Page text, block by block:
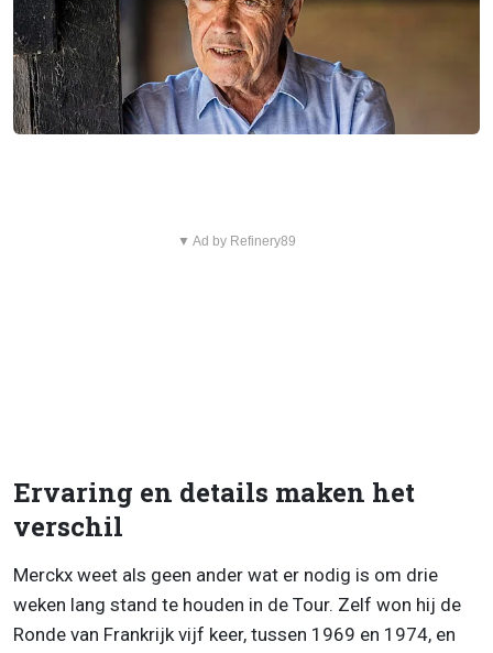
▼ Ad by Refinery89
Ervaring en details maken het
verschil
Merckx weet als geen ander wat er nodig is om drie
weken lang stand te houden in de Tour. Zelf won hij de
Ronde van Frankrijk vijf keer, tussen 1969 en 1974, en